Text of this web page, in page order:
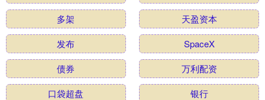
多架
天盈资本
发布
SpaceX
债券
万利配资
口袋超盘
银行